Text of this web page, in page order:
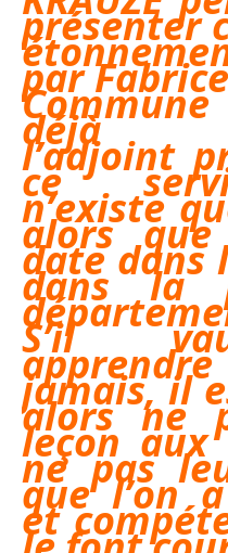
présenter
par
déjà
l’adjoint
ce
n’existe
alors
date dans
dans la
S’il
jamais, il
alors ne
leçon
ne pas
que l’on
et